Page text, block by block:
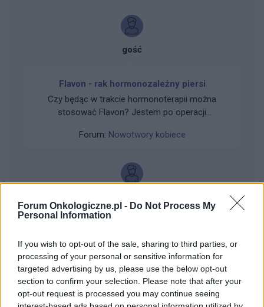
Forum Onkologiczne.pl - Do Not Process My
Personal Information
If you wish to opt-out of the sale, sharing to third parties, or
processing of your personal or sensitive information for
targeted advertising by us, please use the below opt-out
section to confirm your selection. Please note that after your
opt-out request is processed you may continue seeing
gość
Flavon - rak hormonozależny piersi
Czy będąc w trakcie hormonoterapii można
stosować Flavon? Jestem po operacji
Biorę symex + reseligo + rybocyklib
Forum: Nowotwory kobiece
Witam, Od jakiegoś czasu w lewej piersi
wyczuwam guzek, przesuwa się. Nie jest
bolesny natomiast czasem okolice lewej piersi i
pod pachą są tkliwe tak jakby były to zakwasy.
Czy ktoś miał podobnie ? Kobieta 28 lat
Forum:Nowotwory kobiece